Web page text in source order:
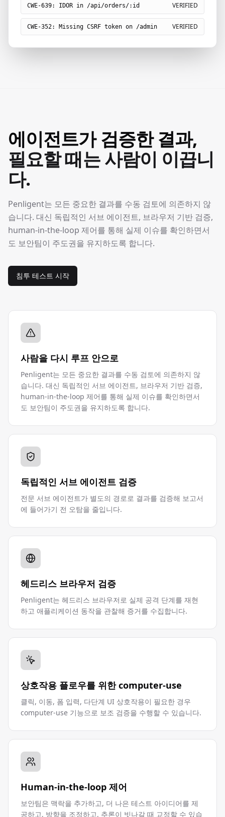
CWE-639: IDOR in /api/orders/:id VERIFIED
CWE-352: Missing CSRF token on /admin VERIFIED
에이전트가 검증한 결과,
필요할 때는 사람이 이끕니
다.
Penligent는 모든 중요한 결과를 수동 검토에 의존하지 않
습니다. 대신 독립적인 서브 에이전트, 브라우저 기반 검증,
human-in-the-loop 제어를 통해 실제 이슈를 확인하면서
도 보안팀이 주도권을 유지하도록 합니다.
침투 테스트 시작
사람을 다시 루프 안으로
Penligent는 모든 중요한 결과를 수동 검토에 의존하지 않
습니다. 대신 독립적인 서브 에이전트, 브라우저 기반 검증,
human-in-the-loop 제어를 통해 실제 이슈를 확인하면서
도 보안팀이 주도권을 유지하도록 합니다.
독립적인 서브 에이전트 검증
전문 서브 에이전트가 별도의 경로로 결과를 검증해 보고서
에 들어가기 전 오탐을 줄입니다.
헤드리스 브라우저 검증
Penligent는 헤드리스 브라우저로 실제 공격 단계를 재현
하고 애플리케이션 동작을 관찰해 증거를 수집합니다.
상호작용 플로우를 위한 computer-use
클릭, 이동, 폼 입력, 다단계 UI 상호작용이 필요한 경우
computer-use 기능으로 보조 검증을 수행할 수 있습니다.
Human-in-the-loop 제어
보안팀은 맥락을 추가하고, 더 나은 테스트 아이디어를 제
공하고, 방향을 조정하고, 추론이 빗나갈 때 교정할 수 있습